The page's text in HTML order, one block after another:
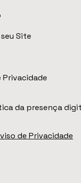
da presença
Site
Privacidade
de Privacidade